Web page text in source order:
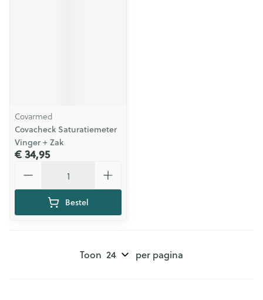
Covarmed
Covacheck Saturatiemeter
Vinger + Zak
€ 34,95
Bestel
Toon per pagina